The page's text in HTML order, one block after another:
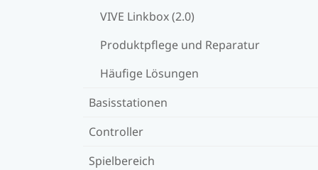
VIVE Linkbox (2.0)
Produktpflege und Reparatur
Häufige Lösungen
Basisstationen
Controller
Spielbereich